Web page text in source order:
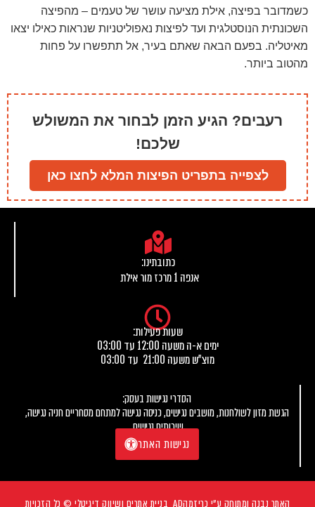
כשמדובר בפיצה, אילת מציעה עושר של טעמים – מהפיצה
השכונתית הנוסטלגית ועד לפיצות נאפוליטניות שנראות כאילו יצאו
מאיטליה. בפעם הבאה שאתם בעיר, אל תתפשרו על פחות
מהטוב ביותר.
רעבים? הגיע הזמן לבחור את המשולש
שלכם!
לצפייה בתפריט הפיצות המלא לחצו כאן
כתובתינו:
אנפה 1 מרכז מור אילת
שעות פעילות:
ימים א-ה משעה 12:00 עד 03:00
מוצ"ש משעה 21:00 עד 03:00
הסדרי נגישות בעסק:
הגשת מזון לשולחנות, מושבים נגישים, כניסה נגישה למתחם מסחריים חניה נגישה,
שירותים נגישים.
נגישות האתר
האתר נבנה ומתוחק ע"י כריזמהAD בניית אתרים ושיווק דיגיטלי © כל הזכויות